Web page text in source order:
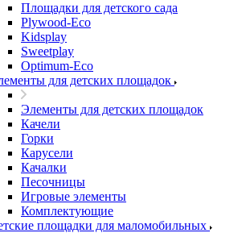
Площадки для детского сада
Plywood-Eco
Kidsplay
Sweetplay
Оptimum-Еco
для детских площадок
Элементы для детских площадок
Качели
Горки
Карусели
Качалки
Песочницы
Игровые элементы
Комплектующие
площадки для маломобильных